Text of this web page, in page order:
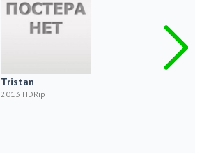
Tristan
2013 HDRip